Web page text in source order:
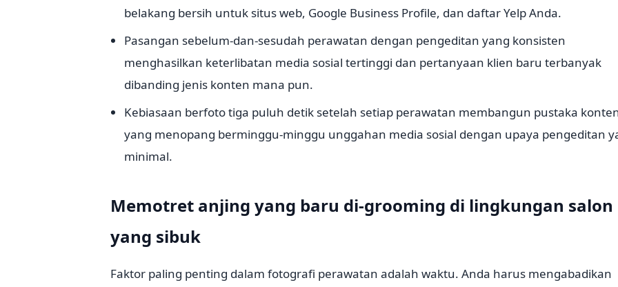
belakang bersih untuk situs web, Google Business Profile, dan daftar Yelp Anda.
Pasangan sebelum-dan-sesudah perawatan dengan pengeditan yang konsisten
menghasilkan keterlibatan media sosial tertinggi dan pertanyaan klien baru terbanyak
dibanding jenis konten mana pun.
Kebiasaan berfoto tiga puluh detik setelah setiap perawatan membangun pustaka
yang menopang berminggu-minggu unggahan media sosial dengan upaya pengeditan
minimal.
Memotret anjing yang baru di-grooming di lingkungan salon
yang sibuk
Faktor paling penting dalam fotografi perawatan adalah waktu. Anda harus mengabadikan